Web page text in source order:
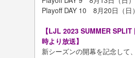
Playoff DAY 10 8月20日
【LJL 2023 SUMMER
時より放送】
新シーズンの開幕を記念して